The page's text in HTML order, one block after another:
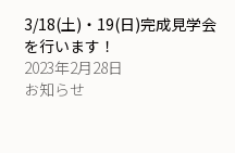
3/18(土)・19(日)完成見学会
を行います！
2023年2月28日
お知らせ